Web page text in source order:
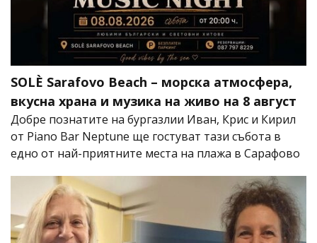
SOLÈ Sarafovo Beach – морска атмосфера,
вкусна храна и музика на живо на 8 август
Добре познатите на бургазлии Иван, Крис и Кирил
от Piano Bar Neptune ще гостуват тази събота в
едно от най-приятните места на плажа в Сарафово